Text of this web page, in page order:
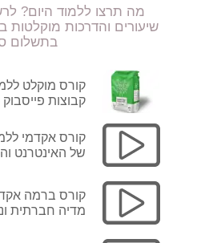
מה תרצו ללמוד היום?
שיעורים והדרכות מוקלטות
בתשלום
קורס מוקלט
קבוצות פייסבוק
קורס אקדמי
של האינטרנט
קורס ברמה
מדיה חברתית